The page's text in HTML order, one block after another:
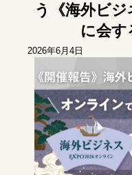
う《海外ビ
に会す
2026年6月4日